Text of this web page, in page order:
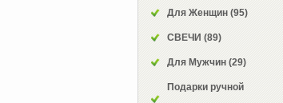
Для Женщин (95)
СВЕЧИ (89)
Для Мужчин (29)
Подарки ручной